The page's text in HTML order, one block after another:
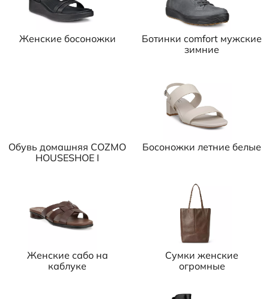
Женские босоножки
Ботинки comfort мужские
зимние
Обувь домашняя COZMO
HOUSESHOE I
Босоножки летние белые
Женские сабо на
каблуке
Сумки женские
огромные